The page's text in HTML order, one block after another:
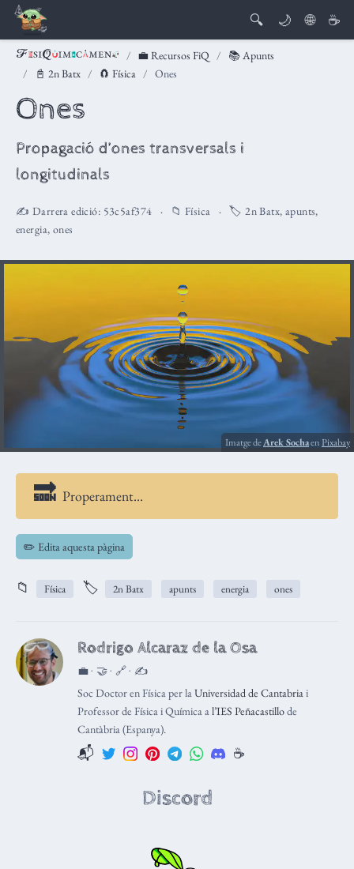
🔍 🌙 🌐 ☕
💼 Recursos FiQ
📚 Apunts
📓 2n Batx
🧲 Física Ones
Ones
Propagació d’ones transversals i
longitudinals
✍️ Darrera edició: 53c5af374 📁 Física 🏷️2n Batx, apunts,
energia, ones
Imatge deArek SochaenPixabay
Properament…
✏️ Edita aquesta pàgina
📁 Física 🏷️ 2n Batx apunts energia ones
Rodrigo Alcaraz de la Osa
💼 · 🤝 · 🔗 · ✍️
Soc Doctor en Física per laUniversidad de Cantabriai
Professor de Física i Química al’IES Peñacastillode
Cantàbria (Espanya).
📬 ☕️
Discord